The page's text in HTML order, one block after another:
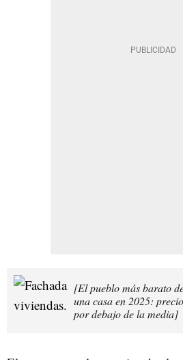
[El pueblo más barato
una casa en 2025:
por debajo de la media]